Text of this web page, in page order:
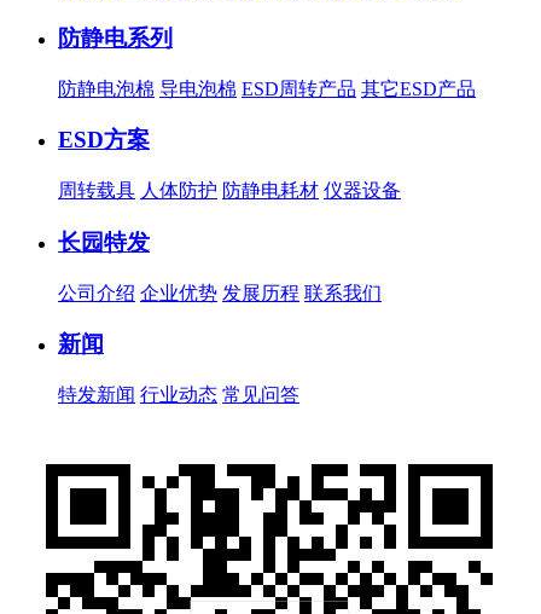
防静电系列
防静电泡棉 导电泡棉 ESD周转产品 其它ESD产品
ESD方案
周转载具 人体防护 防静电耗材 仪器设备
长园特发
公司介绍 企业优势 发展历程 联系我们
新闻
特发新闻 行业动态 常见问答